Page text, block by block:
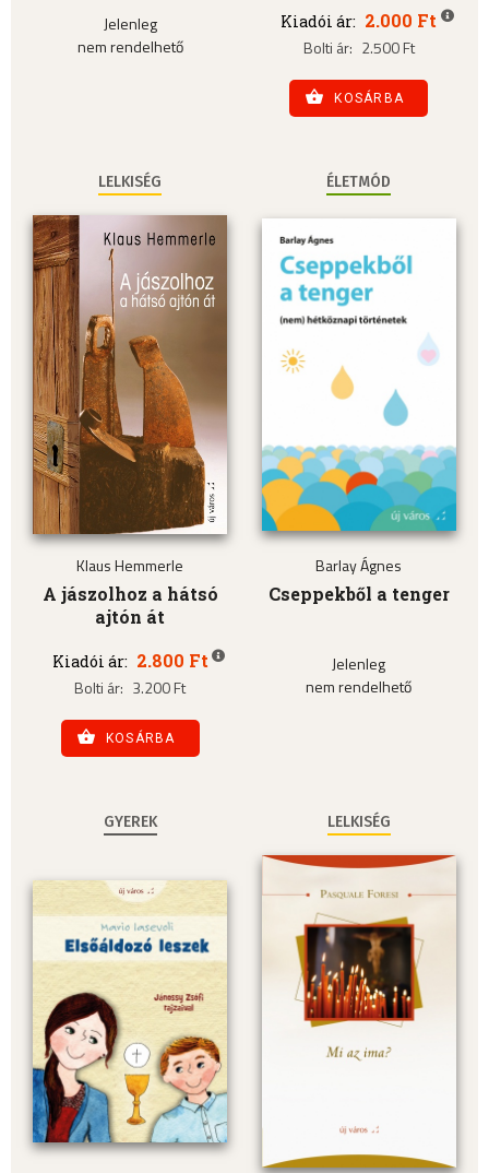
Jelenleg
nem rendelhető
Kiadói ár: 2.000 Ft
Bolti ár: 2.500 Ft
KOSÁRBA
LELKISÉG
Klaus Hemmerle
A jászolhoz a hátsó
ajtón át
Kiadói ár: 2.800 Ft
Bolti ár: 3.200 Ft
KOSÁRBA
ÉLETMÓD
Barlay Ágnes
Cseppekből a tenger
Jelenleg
nem rendelhető
GYEREK LELKISÉG